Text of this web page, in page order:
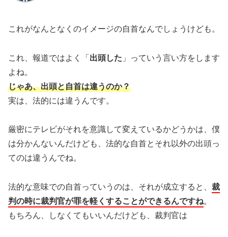
これがなんとなくのイメージの自首なんでしょうけども。
これ、報道ではよく「出頭した 」っていう言い方をします
よね。
じゃあ、出頭と自首は違うのか？
実は、法的には違うんです。
厳密にテレビがそれを意識して変えているかどうかは、僕
は分かんないんだけども、法的な自首とそれ以外の出頭っ
てのは違うんでね。
法的な意味での自首っていうのは、それが成立すると、 裁
判の時に裁判官が罪を軽くすることができるんですね。
もちろん、しなくてもいいんだけども、裁判官は